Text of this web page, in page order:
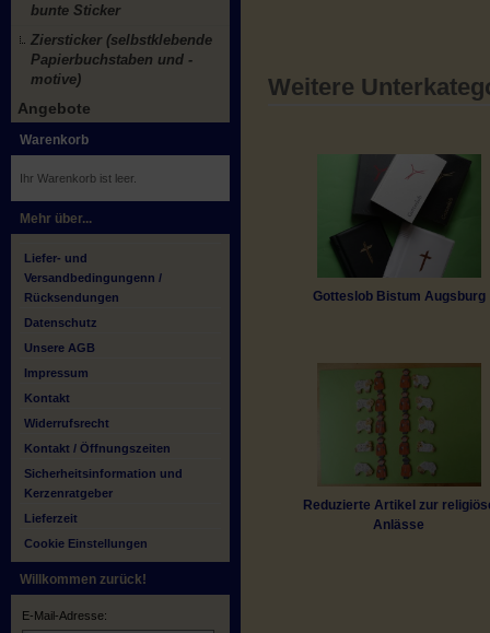
bunte Sticker
Ziersticker (selbstklebende
Papierbuchstaben und -
motive)
Angebote
Warenkorb
Ihr Warenkorb ist leer.
Mehr über...
Liefer- und
Versandbedingungenn /
Rücksendungen
Datenschutz
Unsere AGB
Impressum
Kontakt
Widerrufsrecht
Kontakt / Öffnungszeiten
Sicherheitsinformation und
Kerzenratgeber
Lieferzeit
Cookie Einstellungen
Willkommen zurück!
E-Mail-Adresse:
Weitere
Gotteslob Bistum Augsburg
Reduzierte Artikel zur
Anlässe